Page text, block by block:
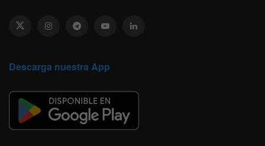
Descarga nuestra App